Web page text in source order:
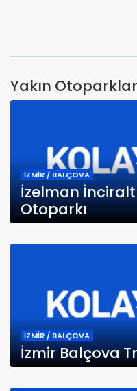
Yakın Otoparklar
İZMİR / BALÇOVA
İzelman
Otoparkı
İZMİR / BALÇOVA
İzmir Balçova